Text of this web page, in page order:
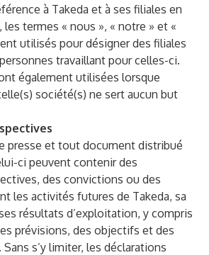
à Takeda et à ses filiales en
les termes « nous », « notre » et «
utilisés pour désigner des filiales
travaillant pour celles-ci.
également utilisées lorsque
société(s) ne sert aucun but
presse et tout document distribué
ci peuvent contenir des
des convictions ou des
les activités futures de Takeda, sa
résultats d’exploitation, y compris
prévisions, des objectifs et des
s’y limiter, les déclarations